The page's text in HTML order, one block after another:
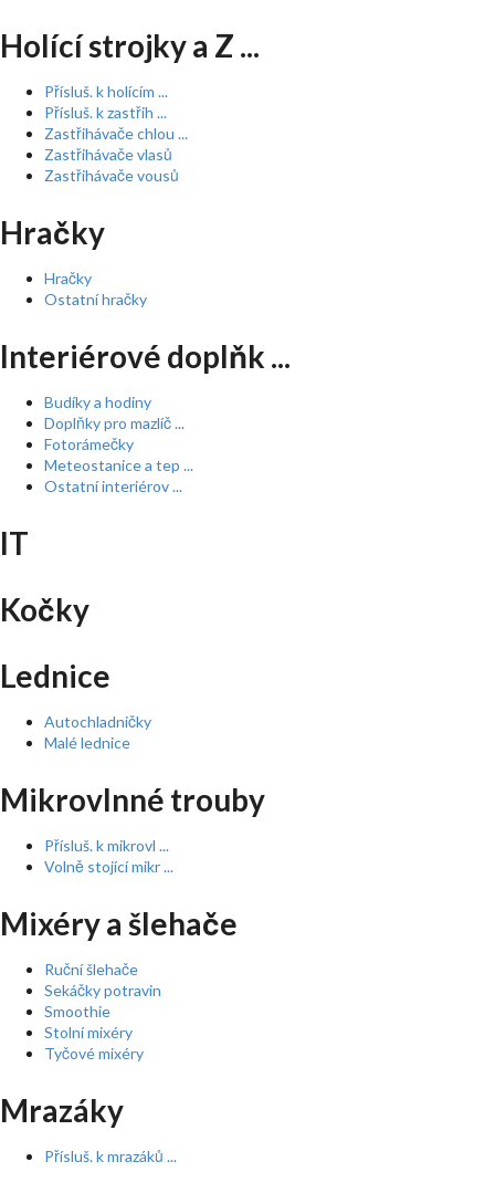
Holící strojky a Z ...
Přísluš. k holícím ...
Přísluš. k zastřih ...
Zastřihávače chlou ...
Zastřihávače vlasů
Zastřihávače vousů
Hračky
Hračky
Ostatní hračky
Interiérové doplňk ...
Budíky a hodiny
Doplňky pro mazlíč ...
Fotorámečky
Meteostanice a tep ...
Ostatní interiérov ...
IT
Kočky
Lednice
Autochladničky
Malé lednice
Mikrovlnné trouby
Přísluš. k mikrovl ...
Volně stojící mikr ...
Mixéry a šlehače
Ruční šlehače
Sekáčky potravin
Smoothie
Stolní mixéry
Tyčové mixéry
Mrazáky
Přísluš. k mrazáků ...